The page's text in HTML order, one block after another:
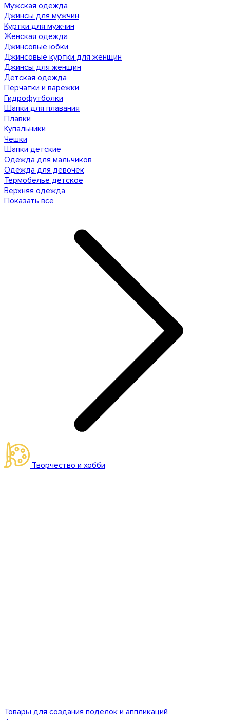
Мужская одежда
Джинсы для мужчин
Куртки для мужчин
Женская одежда
Джинсовые юбки
Джинсовые куртки для женщин
Джинсы для женщин
Детская одежда
Перчатки и варежки
Гидрофутболки
Шапки для плавания
Плавки
Купальники
Чешки
Шапки детские
Одежда для мальчиков
Одежда для девочек
Термобелье детское
Верхняя одежда
Показать все
Творчество и хобби
Товары для создания поделок и аппликаций